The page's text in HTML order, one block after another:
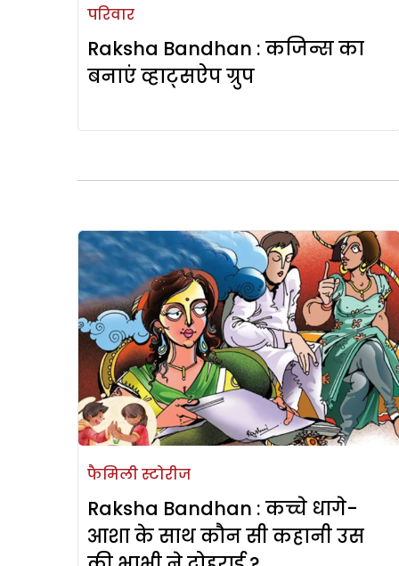
परिवार
Raksha Bandhan : कजिन्स का
बनाएं व्हाट्सऐप ग्रुप
फैमिली स्टोरीज
Raksha Bandhan : कच्चे धागे-
आशा के साथ कौन सी कहानी उस